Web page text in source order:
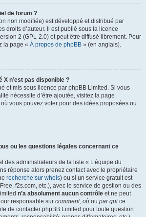
de forum ?
non modifiée) est développé et distribué par
droits d’auteur. Il est publié sous la licence
2 (GPL-2.0) et peut être diffusé librement. Pour
la page « À propos de phpBB » (en anglais).
X n’est pas disponible ?
et mis sous licence par phpBB Limited. Si vous
nécessite d’être ajoutée, visitez la page
vous pouvez voter pour des idées proposées ou
ou les questions légales concernant ce
des administrateurs de la liste « L’équipe du
réponse alors prenez contact avec le propriétaire
recherche sur whois) ou si un service gratuit est
f2s.com, etc.), avec le service de gestion ou des
n’a absolument aucun contrôle et ne peut
responsable sur comment, où ou par qui ce
de contacter phpBB Limited pour toute question